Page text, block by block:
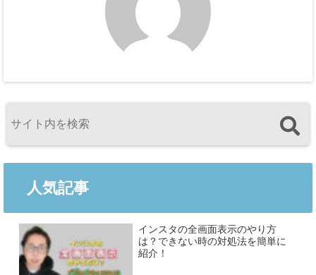
人気記事
インスタの全画面表示のやり方
は？できない時の対処法を簡単に
紹介！